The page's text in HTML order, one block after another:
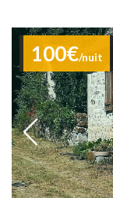
100€/nuit